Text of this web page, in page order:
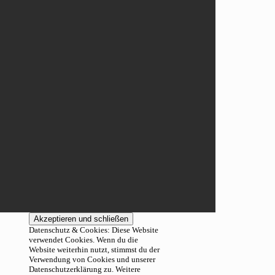
Datenschutz & Cookies: Diese Website
verwendet Cookies. Wenn du die
Website weiterhin nutzt, stimmst du der
Verwendung von Cookies und unserer
Datenschutzerklärung zu. Weitere